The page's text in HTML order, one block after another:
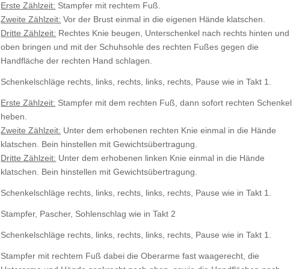
Erste Zählzeit: Stampfer mit rechtem Fuß.
Zweite Zählzeit: Vor der Brust einmal in die eigenen Hände klatschen.
Dritte Zählzeit: Rechtes Knie beugen, Unterschenkel nach rechts hinten und
oben bringen und mit der Schuhsohle des rechten Fußes gegen die
Handfläche der rechten Hand schlagen.
Schenkelschläge rechts, links, rechts, links, rechts, Pause wie in Takt 1.
Erste Zählzeit: Stampfer mit dem rechten Fuß, dann sofort rechten Schenkel
heben.
Zweite Zählzeit: Unter dem erhobenen rechten Knie einmal in die Hände
klatschen. Bein hinstellen mit Gewichtsübertragung.
Dritte Zählzeit: Unter dem erhobenen linken Knie einmal in die Hände
klatschen. Bein hinstellen mit Gewichtsübertragung.
Schenkelschläge rechts, links, rechts, links, rechts, Pause wie in Takt 1.
Stampfer, Pascher, Sohlenschlag wie in Takt 2
Schenkelschläge rechts, links, rechts, links, rechts, Pause wie in Takt 1.
Stampfer mit rechtem Fuß dabei die Oberarme fast waagerecht, die